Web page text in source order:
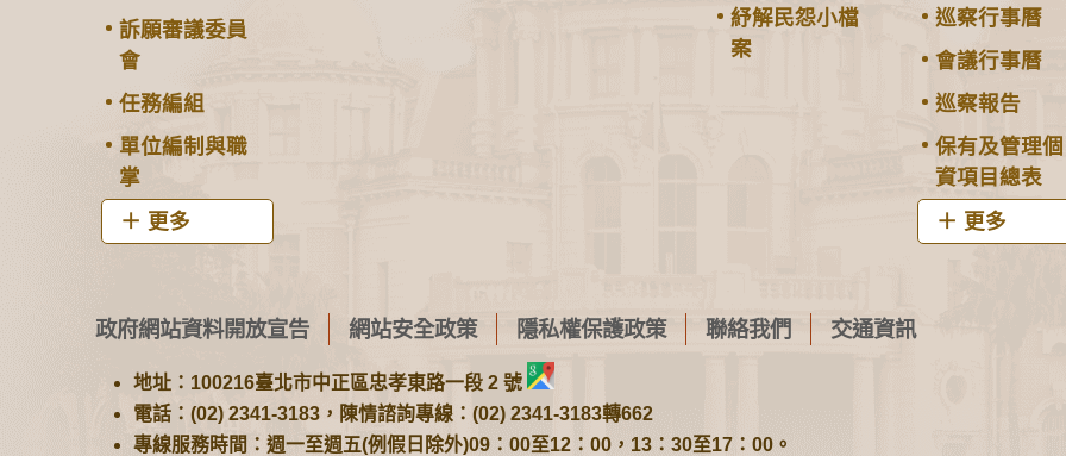
訴願審議委員
會
任務編組
單位編制與職
掌
更多
紓解民怨小檔
案
巡察行事曆
會議行事曆
巡察報告
保有及管理個
資項目總表
更多
政府網站資料開放宣告 網站安全政策 隱私權保護政策 聯絡我們 交通資訊
地址：100216臺北市中正區忠孝東路一段 2 號
電話：(02) 2341-3183，陳情諮詢專線：(02) 2341-3183轉662
專線服務時間：週一至週五(例假日除外)09：00至12：00，13：30至17：00。